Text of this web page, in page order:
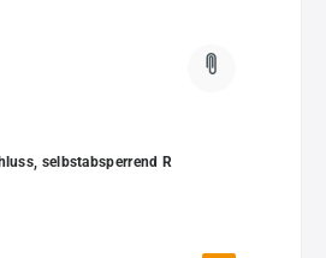
selbstabsperrend R